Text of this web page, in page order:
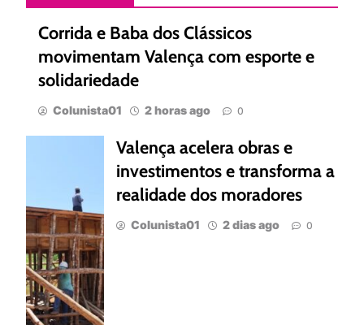
Corrida e Baba dos Clássicos
movimentam Valença com esporte e
solidariedade
Colunista01 2 horas ago 0
Valença acelera obras e
investimentos e transforma a
realidade dos moradores
Colunista01 2 dias ago 0